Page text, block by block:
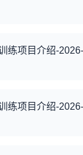
练项目介绍-
练项目介绍-